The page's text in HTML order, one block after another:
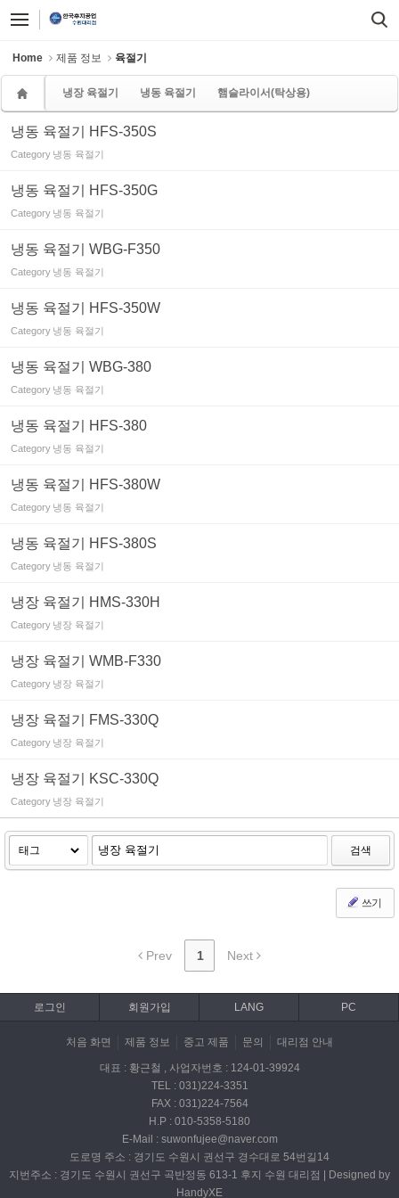
Home 제품 정보 육절기
냉장 육절기 냉동 육절기 햄슬라이서(탁상용)
냉동 육절기 HFS-350S
Category 냉동 육절기
냉동 육절기 HFS-350G
Category 냉동 육절기
냉동 육절기 WBG-F350
Category 냉동 육절기
냉동 육절기 HFS-350W
Category 냉동 육절기
냉동 육절기 WBG-380
Category 냉동 육절기
냉동 육절기 HFS-380
Category 냉동 육절기
냉동 육절기 HFS-380W
Category 냉동 육절기
냉동 육절기 HFS-380S
Category 냉동 육절기
냉장 육절기 HMS-330H
Category 냉장 육절기
냉장 육절기 WMB-F330
Category 냉장 육절기
냉장 육절기 FMS-330Q
Category 냉장 육절기
냉장 육절기 KSC-330Q
Category 냉장 육절기
검색
쓰기
Prev 1 Next
로그인 회원가입 LANG PC
처음 화면 제품 정보 중고 제품 문의 대리점 안내
대표 : 황근철 , 사업자번호 : 124-01-39924
TEL : 031)224-3351
FAX : 031)224-7564
H.P : 010-5358-5180
E-Mail : suwonfujee@naver.com
도로명 주소 : 경기도 수원시 권선구 경수대로 54번길14
지번주소 : 경기도 수원시 권선구 곡반정동 613-1 후지 수원 대리점 | Designed by
HandyXE